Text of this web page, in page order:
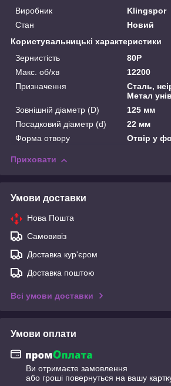
Виробник
Klingspor
Стан
Новий
Користувальницькі характеристики
Зернистість
80P
Макс. об/хв
12200
Призначення
Сталь,
Метал
Зовнішній діаметр (D)
125 мм
Посадковий діаметр (d)
22 мм
Форма отвору
Отвір у
Приховати
Умови доставки
Нова Пошта
Самовивіз
Доставка кур'єром
Доставка поштою
Всі умови доставки
Умови оплати
Ви отримаєте замовлення
або гроші повернуться на вашу